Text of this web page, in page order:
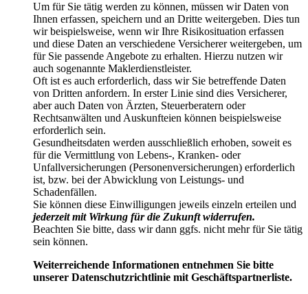
Um für Sie tätig werden zu können, müssen wir Daten von
Ihnen erfassen, speichern und an Dritte weitergeben. Dies tun
wir beispielsweise, wenn wir Ihre Risikosituation erfassen
und diese Daten an verschiedene Versicherer weitergeben, um
für Sie passende Angebote zu erhalten. Hierzu nutzen wir
auch sogenannte Maklerdienstleister.
Oft ist es auch erforderlich, dass wir Sie betreffende Daten
von Dritten anfordern. In erster Linie sind dies Versicherer,
aber auch Daten von Ärzten, Steuerberatern oder
Rechtsanwälten und Auskunfteien können beispielsweise
erforderlich sein.
Gesundheitsdaten werden ausschließlich erhoben, soweit es
für die Vermittlung von Lebens-, Kranken- oder
Unfallversicherungen (Personenversicherungen) erforderlich
ist, bzw. bei der Abwicklung von Leistungs- und
Schadenfällen.
Sie können diese Einwilligungen jeweils einzeln erteilen und
jederzeit mit Wirkung für die Zukunft widerrufen.
Beachten Sie bitte, dass wir dann ggfs. nicht mehr für Sie tätig
sein können.
Weiterreichende Informationen entnehmen Sie bitte
unserer Datenschutzrichtlinie mit Geschäftspartnerliste.